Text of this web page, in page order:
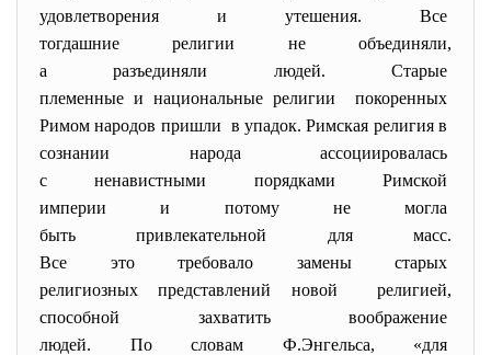
удовлетворения и утешения. Все
тогдашние религии не объединяли,
а разъединяли людей. Старые
племенные и национальные религии покоренных
Римом народов пришли в упадок. Римская религия в
сознании народа ассоциировалась
с ненавистными порядками Римской
империи и потому не могла
быть привлекательной для масс.
Все это требовало замены старых
религиозных представлений новой религией,
способной захватить воображение
людей. По словам Ф.Энгельса, «для